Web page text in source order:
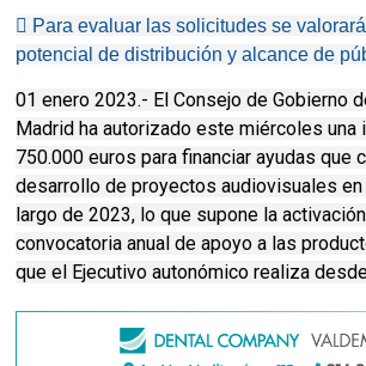
 Para evaluar las solicitudes se
potencial de distribución y alcance de
01 enero 2023.- El Consejo de Gobierno
Madrid ha autorizado este miércoles una
750.000 euros para financiar ayudas que
desarrollo de proyectos audiovisuales en
largo de 2023, lo que supone la
convocatoria anual de apoyo a las
que el Ejecutivo autonómico realiza